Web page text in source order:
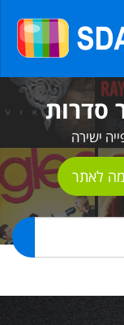
סדרות
ישירה
לאתר